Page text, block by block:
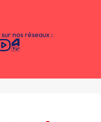
nos réseaux :